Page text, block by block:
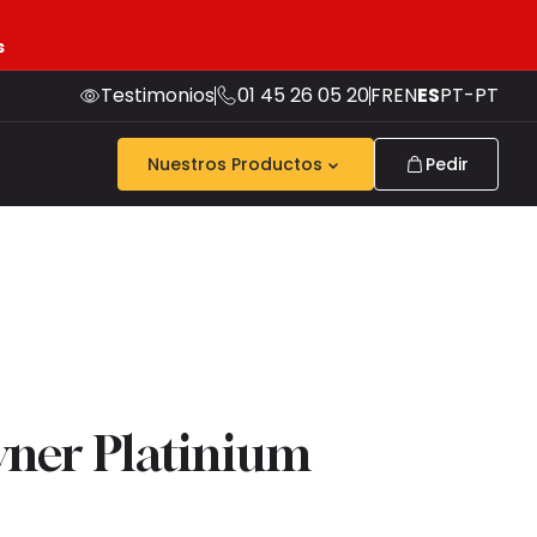
Testimonios 01 45 26 05 20FRENESPT-PT
Nuestros Productos Pedir
Platinium